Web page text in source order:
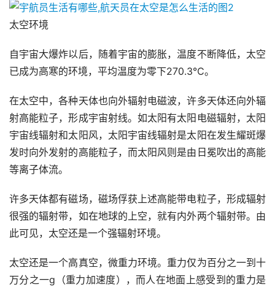
太空环境
自宇宙大爆炸以后，随着宇宙的膨胀，温度不断降低，太空
已成为高寒的环境，平均温度为零下270.3℃。
在太空中，各种天体也向外辐射电磁波，许多天体还向外辐
射高能粒子，形成宇宙射线。如太阳有太阳电磁辐射，太阳
宇宙线辐射和太阳风，太阳宇宙线辐射是太阳在发生耀斑爆
发时向外发射的高能粒子，而太阳风则是由日冕吹出的高能
等离子体流。
许多天体都有磁场，磁场俘获上述高能带电粒子，形成辐射
很强的辐射带，如在地球的上空，就有内外两个辐射带。由
此可见，太空还是一个强辐射环境。
太空还是一个高真空，微重力环境。重力仅为百分之一到十
万分之一g（重力加速度），而人在地面上感受到的重力是